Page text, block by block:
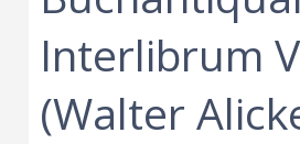
Interlibrum
(Walter